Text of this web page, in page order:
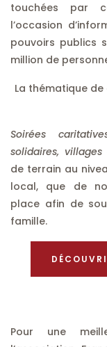
touchées par
l’occasion
pouvoirs publics
million de
La thématique
Soirées
solidaires, villages
de terrain au
local, que de
place afin de
famille.
Pour une